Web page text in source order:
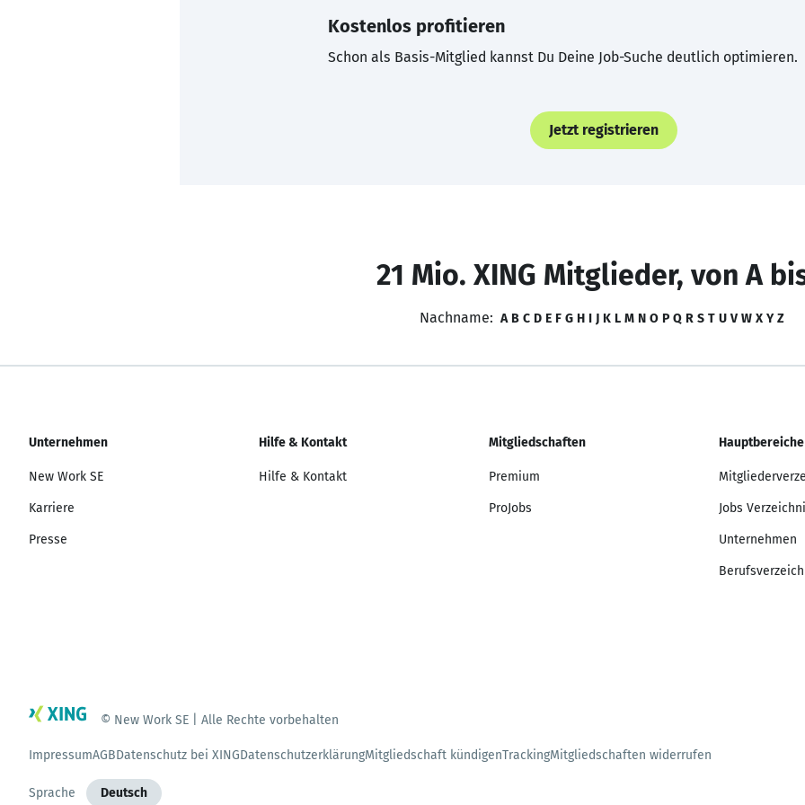
Kostenlos profitieren
Schon als Basis-Mitglied kannst Du Deine Job-Suche deutlich optimieren.
Jetzt registrieren
21 Mio. XING Mitglieder, von A
Nachname: A B C D E F G H I J K L M N O P Q R S T U V W X Y Z
Unternehmen
New Work SE
Karriere
Presse
Hilfe & Kontakt
Hilfe & Kontakt
Mitgliedschaften
Premium
ProJobs
Hauptbereiche
Jobs
Unternehmen
© New Work SE | Alle Rechte vorbehalten
ImpressumAGBDatenschutz bei XINGDatenschutzerklärungMitgliedschaft kündigenTrackingMitgliedschaften widerrufen
Sprache Deutsch